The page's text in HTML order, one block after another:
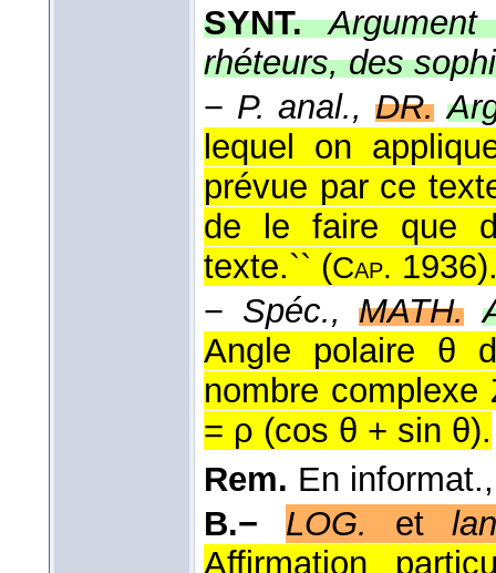
SYNT.
rhéteurs, des
− P. anal., DR.
lequel on
prévue par ce
de le faire que
texte.`` (Cap. 1936
− Spéc., MATH.
Angle polaire θ
nombre
= ρ (cos θ + sin θ).
Rem. En
B.−
LOG. et
Affirmation